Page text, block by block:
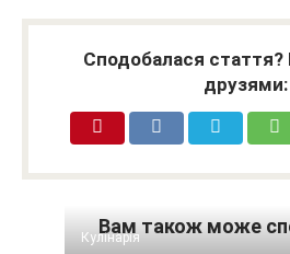
Сподобалася стаття?
друзями:
Вам також може
Кулінарія